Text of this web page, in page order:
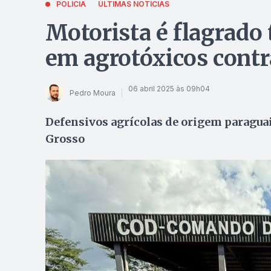
POLÍCIA ÚLTIMAS NOTÍCIAS
Motorista é flagrado
em agrotóxicos
Pedro Moura 06 abril 2025 às 09h04
Defensivos agrícolas de origem
Grosso